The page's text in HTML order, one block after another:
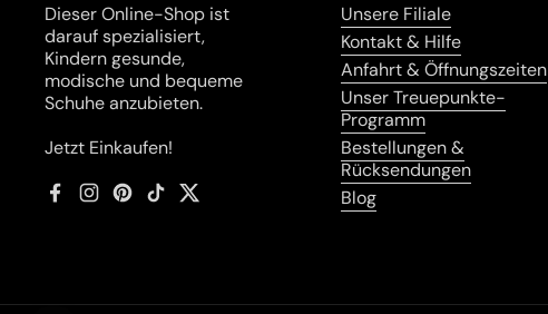
Dieser Online-Shop ist
darauf spezialisiert,
Kindern gesunde,
modische und bequeme
Schuhe anzubieten.
Jetzt Einkaufen!
Facebook
InstagramPinterest
TikTokTwitter
Unsere Filiale
Kontakt & Hilfe
Anfahrt & Öffnungszeiten
Unser Treuepunkte-
Programm
Bestellungen &
Rücksendungen
Blog